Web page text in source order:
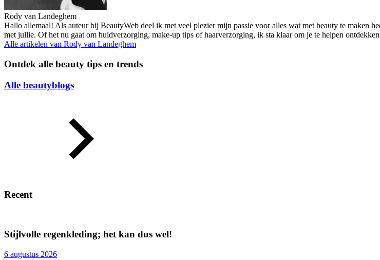
Rody van Landeghem
Hallo allemaal! Als auteur bij BeautyWeb deel ik met veel plezier mijn passie voor alles wat met beauty te maken
met jullie. Of het nu gaat om huidverzorging, make-up tips of haarverzorging, ik sta klaar om je te helpen
Alle artikelen van Rody van Landeghem
Ontdek alle beauty tips en trends
Alle beautyblogs
Recent
Stijlvolle regenkleding; het kan dus wel!
6 augustus 2026